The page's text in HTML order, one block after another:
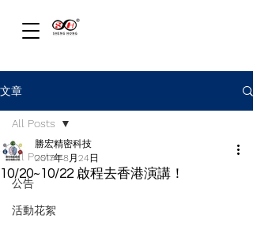
文章
All Posts
公告
活動花絮
All Posts
10/20~10/22 啟程去香港演講！
勝宏精密科技
2017年8月24日